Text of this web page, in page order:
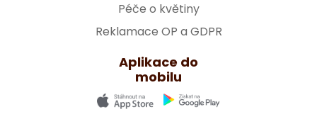
Péče o květiny
Reklamace OP a GDPR
Aplikace do
mobilu